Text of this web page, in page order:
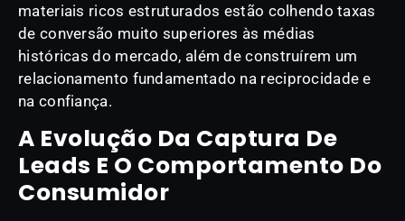
materiais ricos estruturados estão colhendo taxas
de conversão muito superiores às médias
históricas do mercado, além de construírem um
relacionamento fundamentado na reciprocidade e
na confiança.
A Evolução Da Captura De
Leads E O Comportamento Do
Consumidor